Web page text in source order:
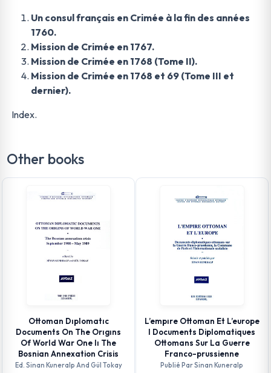
Un consul français en Crimée à la fin des années
1760.
Mission de Crimée en 1767.
Mission de Crimée en 1768 (Tome II).
Mission de Crimée en 1768 et 69 (Tome III et
dernier).
Index.
Other books
Ottoman Dıplomatıc
Documents On The Orıgıns
Of World War One Iı The
Bosnian Annexation Crisis
Ed. Sinan Kuneralp And Gül Tokay
L’empıre Ottoman Et L’europe
I Documents Diplomatiques
Ottomans Sur La Guerre
Franco-prussienne
Publié Par Sinan Kuneralp